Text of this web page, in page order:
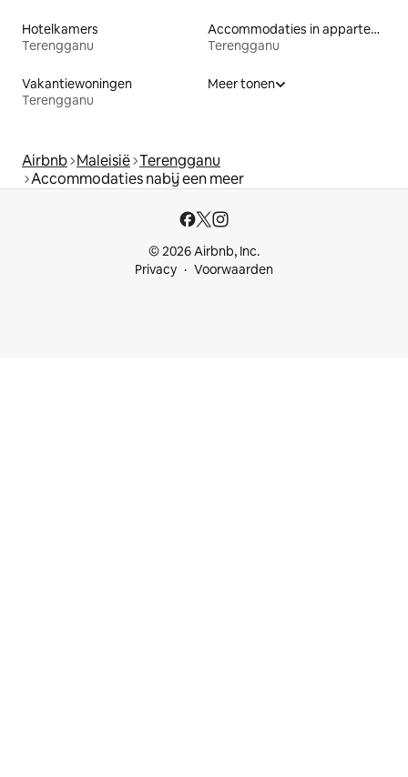
Hotelkamers
Terengganu
Accommodaties in appartementen met diensten
Terengganu
Vakantiewoningen
Terengganu
Meer tonen
Airbnb Maleisië Terengganu
Accommodaties nabij een meer
© 2026 Airbnb, Inc.
Privacy
Voorwaarden